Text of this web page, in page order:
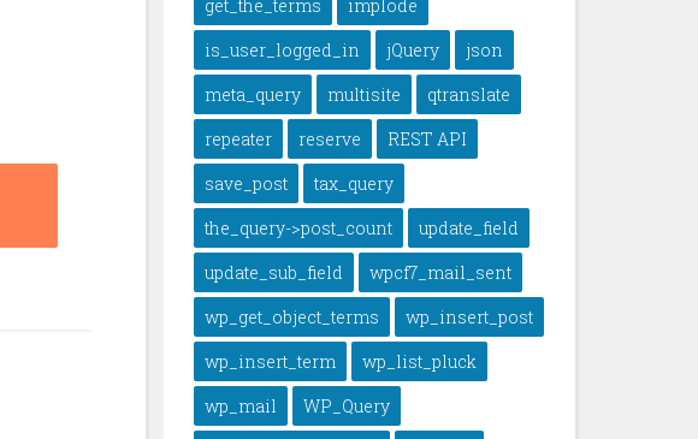
get_the_terms
implode
is_user_logged_in
jQuery
json
meta_query
multisite
qtranslate
repeater
reserve
REST API
save_post
tax_query
the_query->post_count
update_field
update_sub_field
wpcf7_mail_sent
wp_get_object_terms
wp_insert_post
wp_insert_term
wp_list_pluck
wp_mail
WP_Query